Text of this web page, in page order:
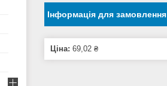
Інформація для замовлення
Ціна: 69,02 ₴